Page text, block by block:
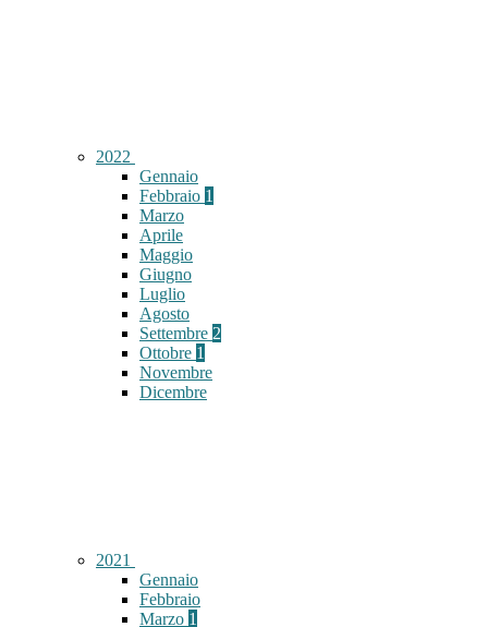
2022
Gennaio
Febbraio 1
Marzo
Aprile
Maggio
Giugno
Luglio
Agosto
Settembre 2
Ottobre 1
Novembre
Dicembre
2021
Gennaio
Febbraio
Marzo 1